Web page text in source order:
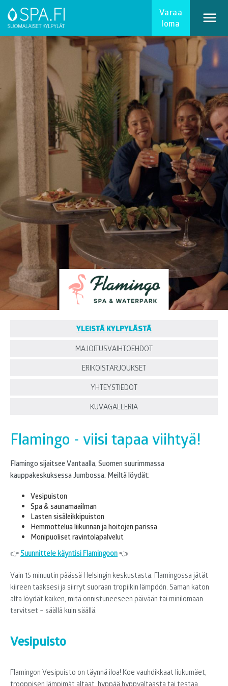
Viisi tapaa viihtyä!
Varaa
loma
YLEISTÄ KYLPYLÄSTÄ
MAJOITUSVAIHTOEHDOT
ERIKOISTARJOUKSET
YHTEYSTIEDOT
KUVAGALLERIA
Flamingo - viisi tapaa viihtyä!
Flamingo sijaitsee Vantaalla, Suomen suurimmassa
kauppakeskuksessa Jumbossa. Meiltä löydät:
Vesipuiston
Spa & saunamaailman
Lasten sisäleikkipuiston
Hemmottelua liikunnan ja hoitojen parissa
Monipuoliset ravintolapalvelut
👉 Suunnittele käyntisi Flamingoon👈
Vain 15 minuutin päässä Helsingin keskustasta. Flamingossa jätät
kiireen taaksesi ja siirryt suoraan tropiikin lämpöön. Saman katon
alta löydät kaiken, mitä onnistuneeseen päivään tai minilomaan
tarvitset – säällä kuin säällä.
Vesipuisto
Flamingon Vesipuisto on täynnä iloa! Koe vauhdikkaat liukumäet,
trooppisen lämpimät altaat, hyppää hyppyaltaasta tai testaa